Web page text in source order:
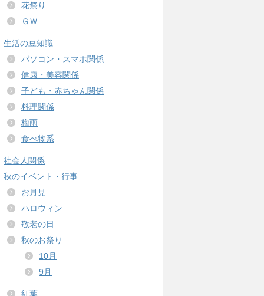
花祭り
ＧＷ
生活の豆知識
パソコン・スマホ関係
健康・美容関係
子ども・赤ちゃん関係
料理関係
梅雨
食べ物系
社会人関係
秋のイベント・行事
お月見
ハロウィン
敬老の日
秋のお祭り
10月
9月
紅葉